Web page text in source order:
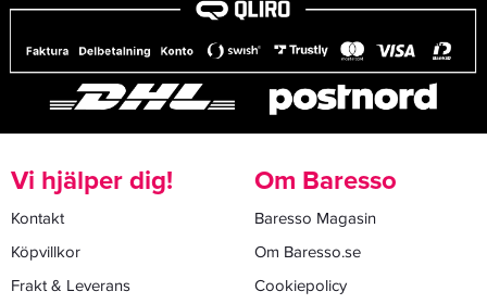
Vi hjälper dig!
Kontakt
Köpvillkor
Frakt & Leverans
Om Baresso
Baresso Magasin
Om Baresso.se
Cookiepolicy